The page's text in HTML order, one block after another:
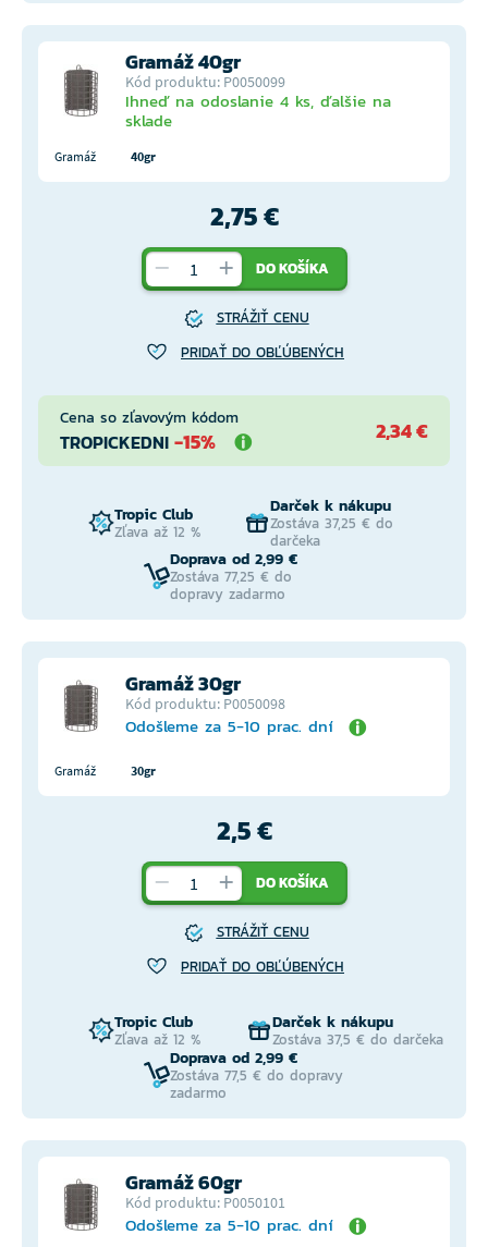
Gramáž 40gr
Kód produktu: P0050099
Ihneď na odoslanie 4 ks, ďalšie na
sklade
Gramáž 40gr
2,75 €
DO KOŠÍKA
STRÁŽIŤ CENU
PRIDAŤ DO OBĽÚBENÝCH
Cena so zľavovým kódom
TROPICKEDNI -15% 2,34 €
Tropic Club
Zľava až 12 %
Darček k nákupu
Zostáva 37,25 € do
darčeka
Doprava od 2,99 €
Zostáva 77,25 € do
dopravy zadarmo
Gramáž 30gr
Kód produktu: P0050098
Odošleme za 5-10 prac. dní
Gramáž 30gr
2,5 €
DO KOŠÍKA
STRÁŽIŤ CENU
PRIDAŤ DO OBĽÚBENÝCH
Tropic Club
Zľava až 12 %
Darček k nákupu
Zostáva 37,5 € do darčeka
Doprava od 2,99 €
Zostáva 77,5 € do dopravy
zadarmo
Gramáž 60gr
Kód produktu: P0050101
Odošleme za 5-10 prac. dní